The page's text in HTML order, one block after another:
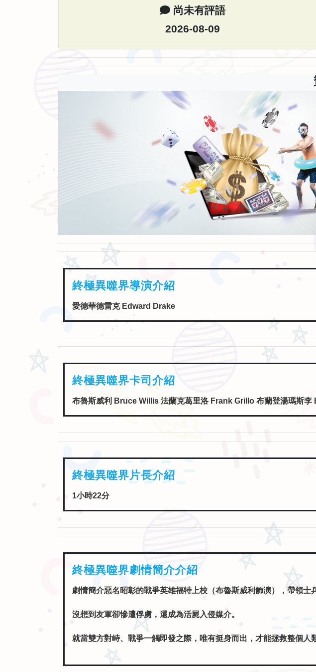
尚未有評語
2026-08-09
終極異噬界導演介紹
愛德華德雷克 Edward Drake
終極異噬界卡司介紹
終極異噬界片長介紹
終極異噬界劇情簡介介紹
劇情簡介惡名昭彰的戰爭英雄福特上校（布魯斯威利飾演），帶領
就當雙方對峙、戰爭一觸即發之際，唯有挺身而出，才能拯救整個人